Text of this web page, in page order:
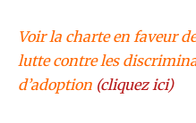
Voir la charte en faveur
lutte contre les
d’adoption (cliquez ici)